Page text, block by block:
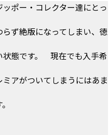
ポー・コレクター達にとっ
ず絶版になってしまい、徳
状態です。 現在でも入手希
アがついてしまうにはあま